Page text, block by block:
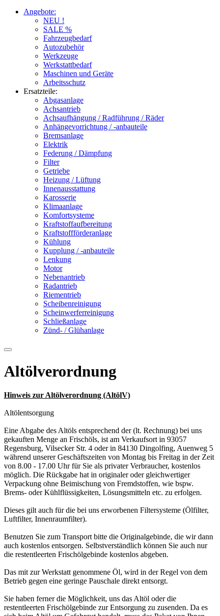
Angebote:
NEU !
SALE %
Fahrzeugbedarf
Autozubehör
Werkzeuge
Werkstattbedarf
Maschinen und Geräte
Arbeitsschutz
Ersatzteile:
Abgasanlage
Achsantrieb
Achsaufhängung / Radführung / Räder
Anhängevorrichtung / -anbauteile
Bremsanlage
Elektrik
Federung / Dämpfung
Filter
Getriebe
Heizung / Lüftung
Innenausstattung
Karosserie
Klimaanlage
Komfortsysteme
Kraftstoffaufbereitung
Kraftstoffförderanlage
Kühlung
Kupplung / -anbauteile
Lenkung
Motor
Nebenantrieb
Radantrieb
Riementrieb
Scheibenreinigung
Scheinwerferreinigung
Schließanlage
Zünd- / Glühanlage
Altölverordnung
Hinweis zur Altölverordnung (AltölV)
Altölentsorgung
Eine Abgabe des Altöls entsprechend der (lt. Rechnung) bei uns
gekauften Menge an Frischöls, ist am Verkaufsort in 93057
Regensburg, Vilsecker Str. 4 oder in 84130 Dingolfing, Auenweg 5
während unserer Geschäftszeiten von Montag bis Freitag in der Zeit
von 8.00 - 17.00 Uhr für Sie als privater Verbraucher, kostenlos
möglich. Die Rückgabe hat in originaler oder gleichwertiger
Verpackung ohne Beimischung von Fremdstoffen, wie bspw.
Brems- oder Kühlflüssigkeiten, Lösungsmitteln etc. zu erfolgen.
Dieses gilt auch für die bei uns erworbenen Filtersysteme (Ölfilter,
Luftfilter, Innenraumfilter).
Benutzen Sie zum Transport bitte die Originalgebinde, die wir dann
auch kostenlos entsorgen. Selbstverständlich können Sie auch nur
die restentleerten Frischölgebinde kostenlos abgeben.
Das mit zur Werkstatt genommene Öl, wird in der Regel von dem
Betrieb gegen eine geringe Pauschale direkt entsorgt.
Sie haben ferner die Möglichkeit, uns das Altöl oder die
restentleerten Frischölgebinde zur Entsorgung zu zusenden. Da es